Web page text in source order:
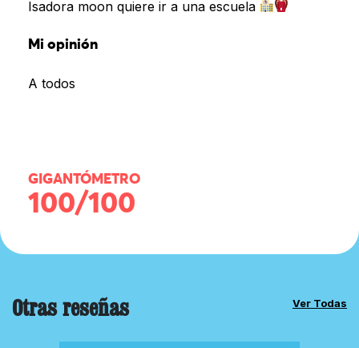
Isadora moon quiere ir a una escuela
Mi opinión
A todos
GIGANTÓMETRO
100/100
Otras reseñas Ver Todas